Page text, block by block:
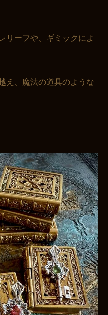
リーフや、ギミックによ
え、魔法の道具のような